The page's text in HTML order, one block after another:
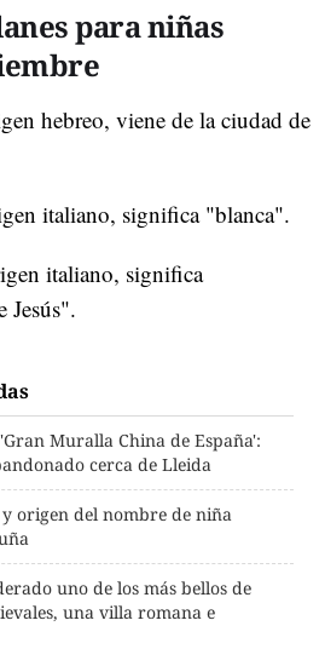
para niñas
hebreo, viene de la ciudad de
italiano, significa "blanca".
italiano, significa
Jesús".
Muralla China de España':
cerca de Lleida
y origen del nombre de niña
uno de los más bellos de
una villa romana e